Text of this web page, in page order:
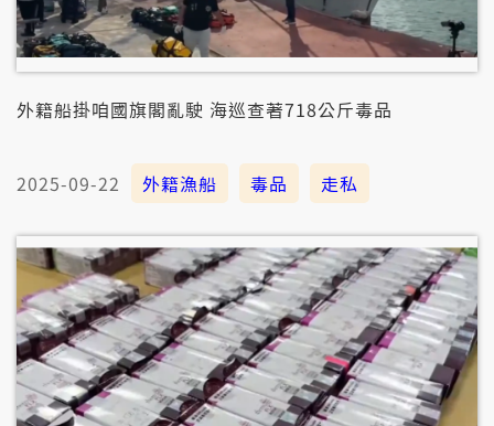
外籍船掛咱國旗閣亂駛 海巡查著718公斤毒品
2025-09-22 外籍漁船 毒品 走私